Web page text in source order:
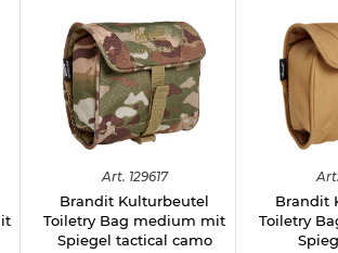
Material: 100% Polyester
Farbe: oliv
Marke: Brandit
Herstellerinformationen
Art. 129617
Brandit Kulturbeutel
Toiletry Bag medium mit
Spiegel tactical camo
Art.
Brandit
Toiletry